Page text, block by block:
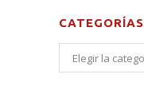
CATEGORÍAS